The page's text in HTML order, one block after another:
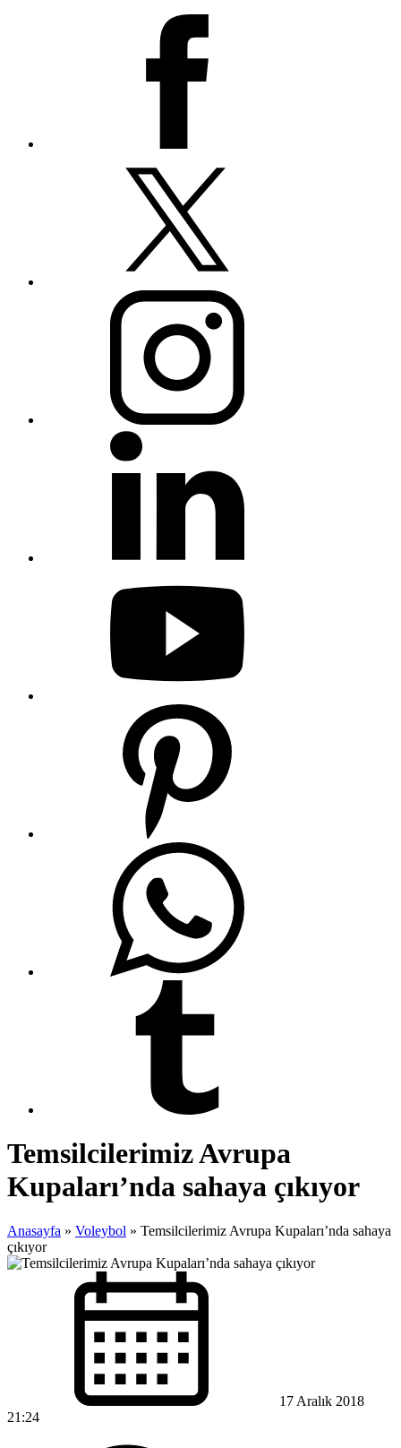
Temsilcilerimiz Avrupa
Kupaları’nda sahaya çıkıyor
Anasayfa » Voleybol » Temsilcilerimiz Avrupa Kupaları’nda sahaya
çıkıyor
17 Aralık 2018
21:24